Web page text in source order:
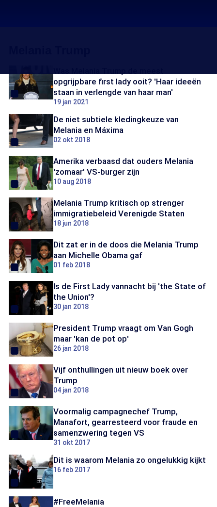
opgrijpbare first lady ooit? 'Haar ideeën
staan in verlengde van haar man'
19 jan 2021
De niet subtiele kledingkeuze van
Melania en Máxima
02 okt 2018
Amerika verbaasd dat ouders Melania
'zomaar' VS-burger zijn
10 aug 2018
Melania Trump kritisch op strenger
immigratiebeleid Verenigde Staten
18 jun 2018
Dit zat er in de doos die Melania Trump
aan Michelle Obama gaf
01 feb 2018
Is de First Lady vannacht bij 'the State of
the Union'?
30 jan 2018
President Trump vraagt om Van Gogh
maar 'kan de pot op'
26 jan 2018
Vijf onthullingen uit nieuw boek over
Trump
04 jan 2018
Voormalig campagnechef Trump,
Manafort, gearresteerd voor fraude en
samenzwering tegen VS
31 okt 2017
Dit is waarom Melania zo ongelukkig kijkt
16 feb 2017
#FreeMelania